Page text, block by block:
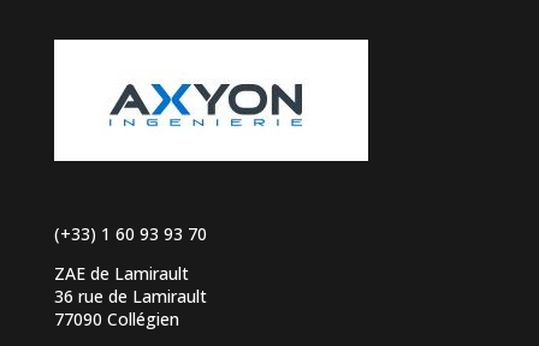
(+33) 1 60 93 93 70
ZAE de Lamirault
36 rue de Lamirault
77090 Collégien